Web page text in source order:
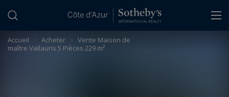
Accueil > Acheter > Vente Maison de
maître Vallauris 5 Pièces 229 m²